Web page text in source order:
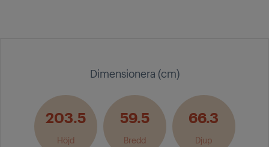
Dimensionera (cm)
203.5
Höjd
59.5
Bredd
66.3
Djup